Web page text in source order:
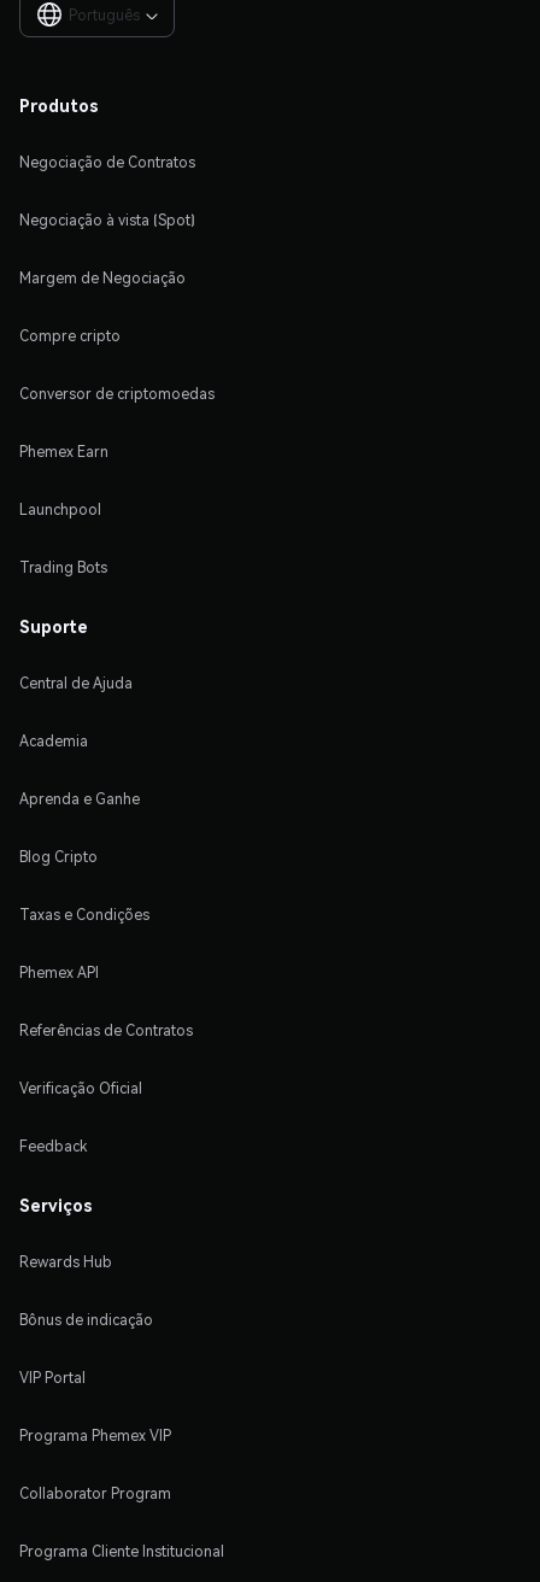
Português 
Produtos
Negociação de Contratos
Negociação à vista (Spot)
Margem de Negociação
Compre cripto
Conversor de criptomoedas
Phemex Earn
Launchpool
Trading Bots
Suporte
Central de Ajuda
Academia
Aprenda e Ganhe
Blog Cripto
Taxas e Condições
Phemex API
Referências de Contratos
Verificação Oficial
Feedback
Serviços
Rewards Hub
Bônus de indicação
VIP Portal
Programa Phemex VIP
Collaborator Program
Programa Cliente Institucional